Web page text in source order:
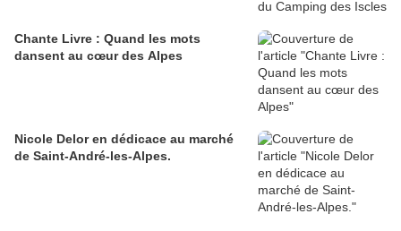
Chante Livre : Quand les mots
dansent au cœur des Alpes
Nicole Delor en dédicace au marché
de Saint-André-les-Alpes.